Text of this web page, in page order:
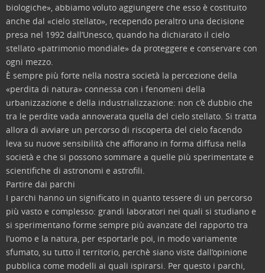
biologiche», abbiamo voluto aggiungere che esso è costituito
anche dal «cielo stellato», recependo peraltro una decisione
presa nel 1992 dall’Unesco, quando ha dichiarato il cielo
stellato «patrimonio mondiale» da proteggere e conservare con
ogni mezzo.
È sempre più forte nella nostra società la percezione della
«perdita di natura» connessa con i fenomeni della
urbanizzazione e della industrializzazione: non c’è dubbio che
tra le perdite vada annoverata quella del cielo stellato. Si tratta
allora di avviare un percorso di riscoperta del cielo facendo
leva su nuove sensibilità che affiorano in forma diffusa nella
società e che si possono sommare a quelle più sperimentate e
scientifiche di astronomi e astrofili.
Partire dai parchi
I parchi hanno un significato in quanto tessere di un percorso
più vasto e complesso: grandi laboratori nei quali si studiano e
si sperimentano forme sempre più avanzate del rapporto tra
l’uomo e la natura, per esportarle poi, in modo variamente
sfumato, su tutto il territorio, perchè siano viste dall’opinione
pubblica come modelli ai quali ispirarsi. Per questo i parchi,